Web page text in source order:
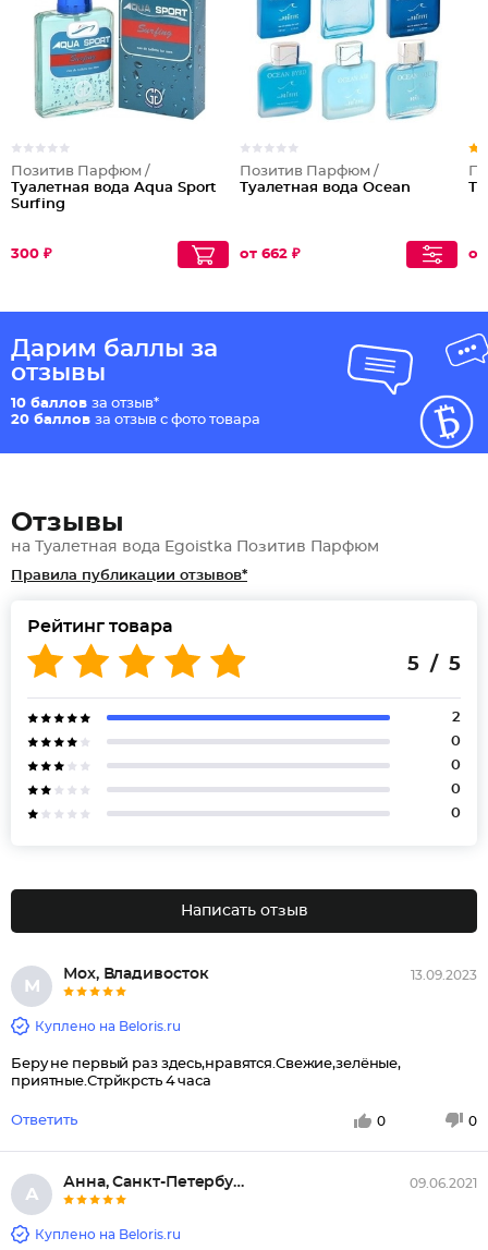
Позитив Парфюм /
Туалетная вода Aqua Sport
Surfing
300 ₽
Позитив Парфюм /
Туалетная вода Ocean
от 662 ₽ от
Дарим баллы за
отзывы
10 баллов за отзыв*
20 баллов за отзыв с фото товара
Отзывы
на Туалетная вода Egoistka Позитив Парфюм
Правила публикации отзывов*
Рейтинг товара
5 / 5
2
0
0
0
0
Написать отзыв
М
Мох, Владивосток 13.09.2023
Куплено на Beloris.ru
Беру не первый раз здесь,нравятся.Свежие,зелёные,
приятные.Стрйкрсть 4 часа
Ответить 0 0
А
Анна, Санкт-Петербург 09.06.2021
Куплено на Beloris.ru